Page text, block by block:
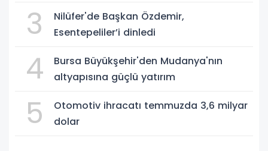
3
Nilüfer'de Başkan Özdemir,
Esentepeliler’i dinledi
4
Bursa Büyükşehir'den Mudanya'nın
altyapısına güçlü yatırım
5
Otomotiv ihracatı temmuzda 3,6 milyar
dolar